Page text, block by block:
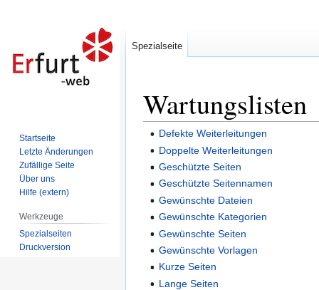
Navigation
springen
Suche
springen
Wartungslisten
Defekte Weiterleitungen
Doppelte Weiterleitungen
Geschützte Seiten
Geschützte Seitennamen
Gewünschte Dateien
Gewünschte Kategorien
Gewünschte Seiten
Gewünschte Vorlagen
Kurze Seiten
Lange Seiten
Spezialseite
Startseite
Letzte Änderungen
Zufällige Seite
Über uns
Hilfe (extern)
Werkzeuge
Spezialseiten
Druckversion